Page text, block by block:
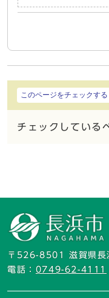
このページをチェックする
チェックしている
〒526-8501 滋賀県長
電話： 0749-62-4111